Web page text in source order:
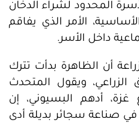
المحدود لشراء الدخان
الأمر الذي يفاقم
داخل الأسر.
أن الظاهرة بدأت تترك
ويقول المتحدث
أدهم البسيوني، إن
في صناعة سجائر بديلة أدى